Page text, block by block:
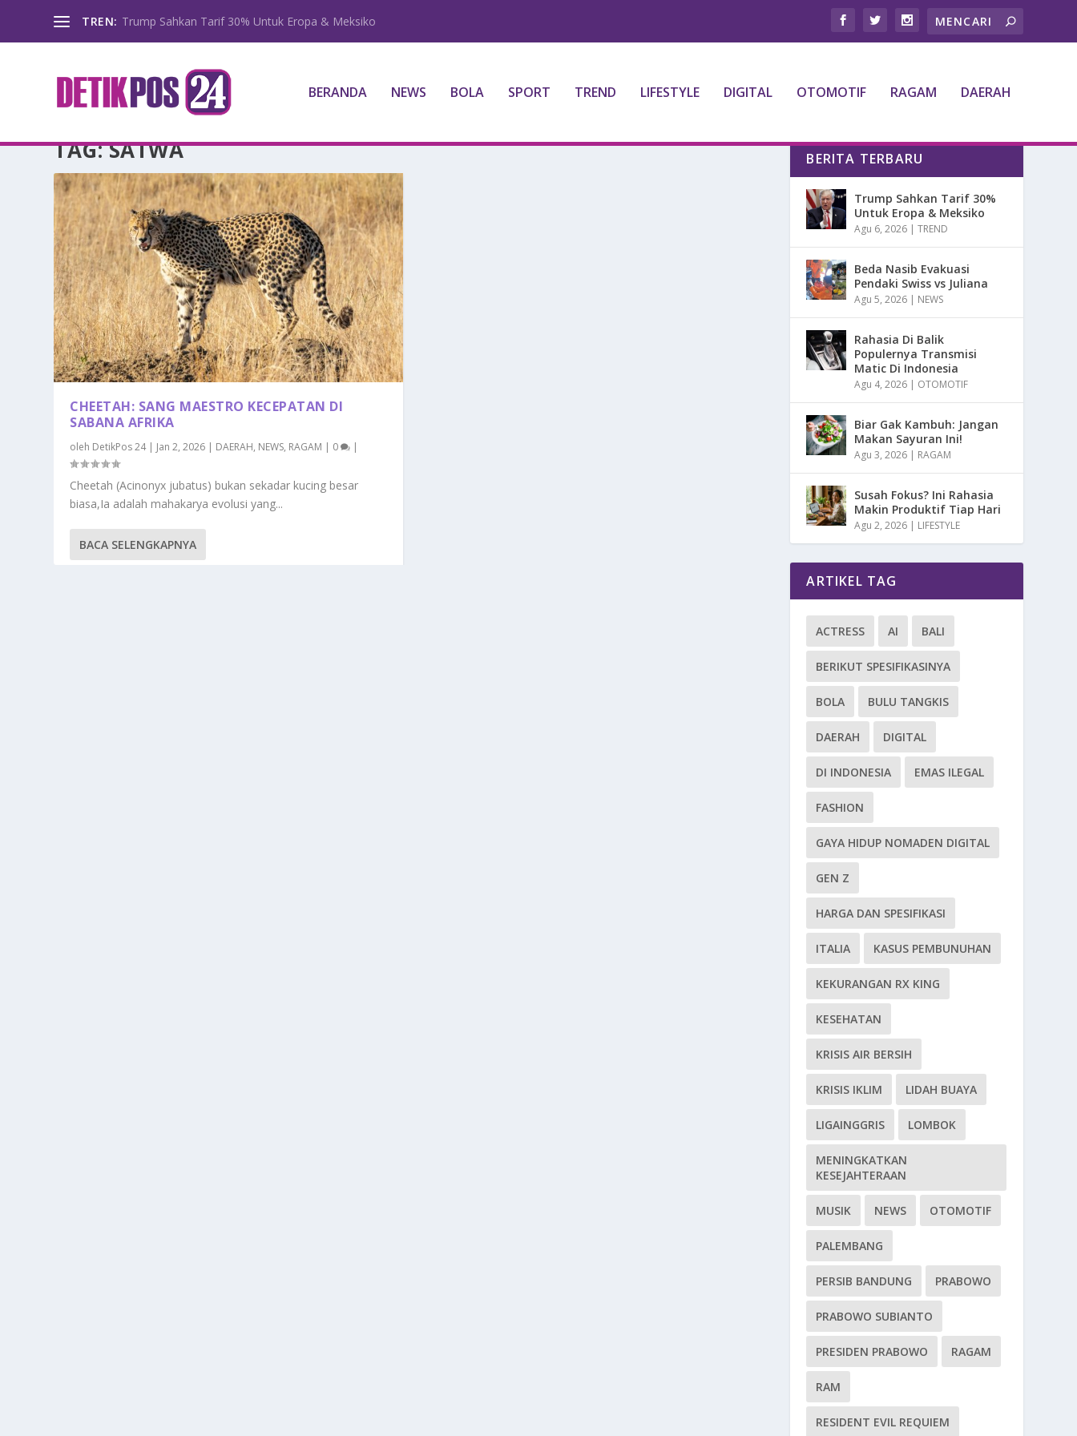
TREN: Trump Sahkan Tarif 30% Untuk Eropa & Meksiko
BERANDA NEWS BOLA SPORT TREND LIFESTYLE DIGITAL OTOMOTIF RAGAM DAERAH
TAG:SATWA
CHEETAH: SANG MAESTRO KECEPATAN DI
SABANA AFRIKA
oleh DetikPos 24| Jan 2, 2026 | DAERAH, NEWS, RAGAM | 0 |
Cheetah (Acinonyx jubatus) bukan sekadar kucing besar
biasa,Ia adalah mahakarya evolusi yang...
BACA SELENGKAPNYA
BERITA TERBARU
Trump Sahkan Tarif 30%
Untuk Eropa & Meksiko
Agu 6, 2026 |TREND
Beda Nasib Evakuasi
Pendaki Swiss vs Juliana
Agu 5, 2026 | NEWS
Rahasia Di Balik
Populernya Transmisi
Matic Di Indonesia
Agu 4, 2026 | OTOMOTIF
Biar Gak Kambuh: Jangan
Makan Sayuran Ini!
Agu 3, 2026 | RAGAM
Susah Fokus? Ini Rahasia
Makin Produktif Tiap Hari
Agu 2, 2026 | LIFESTYLE
ARTIKEL TAG
ACTRESS AI BALI
BERIKUT SPESIFIKASINYA
BOLA BULU TANGKIS
DAERAH DIGITAL
DI INDONESIA EMAS ILEGAL
FASHION
GAYA HIDUP NOMADEN DIGITAL
GEN Z
HARGA DAN SPESIFIKASI
ITALIA KASUS PEMBUNUHAN
KEKURANGAN RX KING
KESEHATAN
KRISIS AIR BERSIH
KRISIS IKLIM LIDAH BUAYA
LIGAINGGRIS LOMBOK
MENINGKATKAN
KESEJAHTERAAN
MUSIK NEWS OTOMOTIF
PALEMBANG
PERSIB BANDUNG PRABOWO
PRABOWO SUBIANTO
PRESIDEN PRABOWO RAGAM
RAM
RESIDENT EVIL REQUIEM